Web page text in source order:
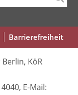
Barrierefreiheit
KöR
E-Mail: